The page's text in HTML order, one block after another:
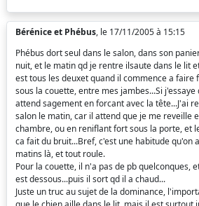
Bérénice et Phébus, le 17/11/2005 à 15:15
Phébus dort seul dans le salon, dans son
nuit, et le matin qd je rentre ilsaute dans le lit
est tous les deuxet quand il commence a
sous la couette, entre mes jambes...Si j'essaye
attend sagement en forcant avec la tête...J'ai
salon le matin, car il attend que je me reveille
chambre, ou en reniflant fort sous la porte, et
ca fait du bruit...Bref, c'est une habitude qu'on
matins là, et tout roule.
Pour la couette, il n'a pas de pb quelconques,
est dessous...puis il sort qd il a chaud...
Juste un truc au sujet de la dominance,